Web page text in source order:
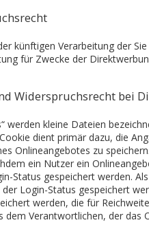
künftigen Verarbeitung der
für Zwecke der
Widerspruchsrecht bei
werden kleine Dateien
dient primär dazu, die
Onlineangebotes zu
ein Nutzer ein
Status gespeichert werden.
der Login-Status gespeichert
werden, die für
dem Verantwortlichen, der das